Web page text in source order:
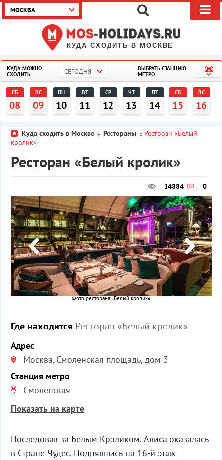
КУДА СХОДИТЬ В МОСКВЕ
МОСКВА
КУДА МОЖНО
СХОДИТЬ
СЕГОДНЯ
ВЫБРАТЬ СТАНЦИЮ
МЕТРО
СБ
08
ВС
09
ПН
10
ВТ
11
СР
12
ЧТ
13
ПТ
14
СБ
15
ВС
16
Куда сходить в Москве » Рестораны » Ресторан «Белый
кролик»
Ресторан «Белый кролик»
0
14884
Фото ресторана «Белый кролик»
Где находится Ресторан «Белый кролик»
Адрес
Москва, Смоленская площадь, дом 3
Станция метро
Смоленская
Показать на карте
Последовав за Белым Кроликом, Алиса оказалась
в Стране Чудес. Поднявшись на 16-й этаж